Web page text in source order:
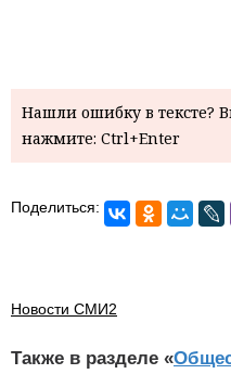
Нашли ошибку в тексте?
нажмите: Ctrl+Enter
Поделиться:
Новости СМИ2
Также в разделе «